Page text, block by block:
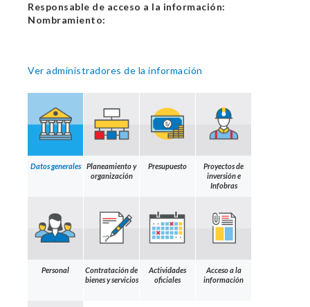
Responsable de acceso a la información:
Nombramiento:
Ver administradores de la información
Datos generales
Planeamiento y
organización
Presupuesto
Proyectos de
inversión e
Infobras
Personal
Contratación de
bienes y servicios
Actividades
oficiales
Acceso a la
información